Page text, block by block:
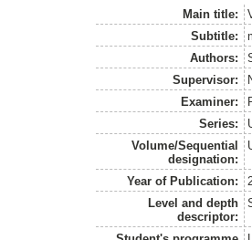
Main title:
Subtitle:
Authors:
Supervisor:
Examiner:
Series:
Volume/Sequential
designation:
Year of Publication:
Level and depth
descriptor: